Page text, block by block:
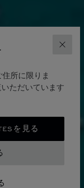
閉じる
所に限りま
ただいています
を見る